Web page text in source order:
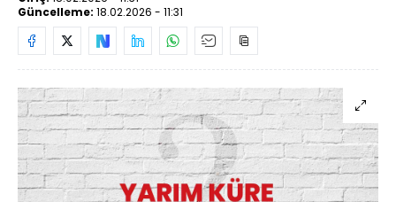
Güncelleme: 18.02.2026 - 11:31